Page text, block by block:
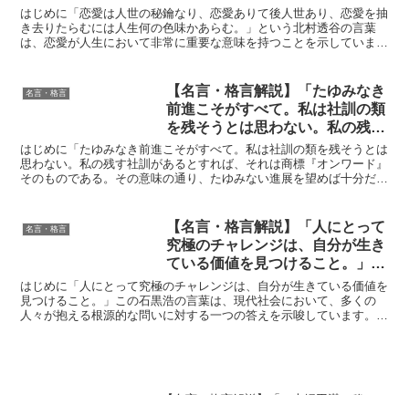
生何の色味かあらむ。」by 北村
透谷の深い意味と得られる教訓
はじめに「恋愛は人世の秘鑰なり、恋愛ありて後人世あり、恋愛を抽
き去りたらむには人生何の色味かあらむ。」という北村透谷の言葉
は、恋愛が人生において非常に重要な意味を持つことを示していま
名言・格言
【名言・格言解説】「たゆみなき
前進こそがすべて。私は社訓の類
を残そうとは思わない。私の残す
社訓があるとすれば、それは商標
『オンワード』そのものである。
その意味の通り、たゆみない進展
けを守ってもらえばいい。」by
樫山 純三の深い意味と得られる
教訓
はじめに「たゆみなき前進こそがすべて。私は社訓の類を残そうとは
思わない。私の残す社訓があるとすれば、それは商標『オンワード』
そのものである。その意味の通り、たゆみない進展を望めば十分だ。
名言・格言
【名言・格言解説】「人にとって
究極のチャレンジは、自分が生き
ている価値を見つけること。」by
石黒浩の深い意味と得られる教訓
はじめに「人にとって究極のチャレンジは、自分が生きている価値を
見つけること。」この石黒浩の言葉は、現代社会において、多くの
人々が抱える根源的な問いに対する一つの答えを示唆しています。